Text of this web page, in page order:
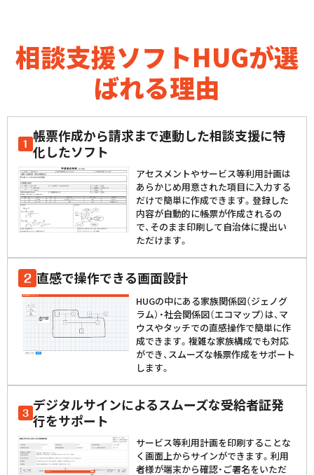
相談支援ソフトHUGが選
ばれる理由
帳票作成から請求まで連動した相談支援に特
化したソフト
アセスメントやサービス等利用計画は
あらかじめ用意された項目に入力する
だけで簡単に作成できます。登録した
内容が自動的に帳票が作成されるの
で、そのまま印刷して自治体に提出い
ただけます。
直感で操作できる画面設計
HUGの中にある家族関係図（ジェノグ
ラム）・社会関係図（エコマップ）は、マ
ウスやタッチでの直感操作で簡単に作
成できます。複雑な家族構成でも対応
ができ、スムーズな帳票作成をサポート
します。
デジタルサインによるスムーズな受給者証発
行をサポート
サービス等利用計画を印刷することな
く画面上からサインができます。利用
者様が端末から確認・ご署名をいただ